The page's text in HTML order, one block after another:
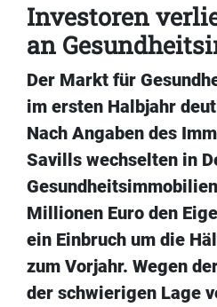
Investoren
an
Der Markt für
im ersten Halbjahr
Nach Angaben des
Savills wechselten in
Millionen Euro den
ein Einbruch um die
zum Vorjahr. Wegen
der schwierigen Lage